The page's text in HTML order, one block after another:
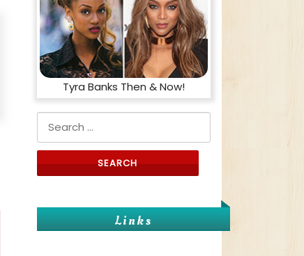
Tyra Banks Then & Now!
Search for:
Links